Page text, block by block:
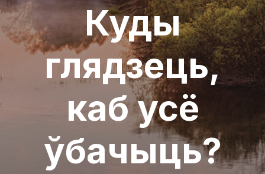
Куды
глядзець,
каб усё
ўбачыць?